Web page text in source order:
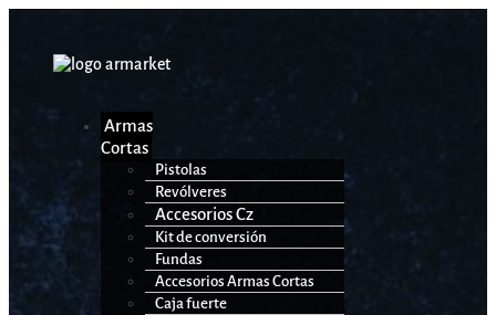
Armas
Cortas
Pistolas
Revólveres
Accesorios Cz
Kit de conversión
Fundas
Accesorios Armas Cortas
Caja fuerte